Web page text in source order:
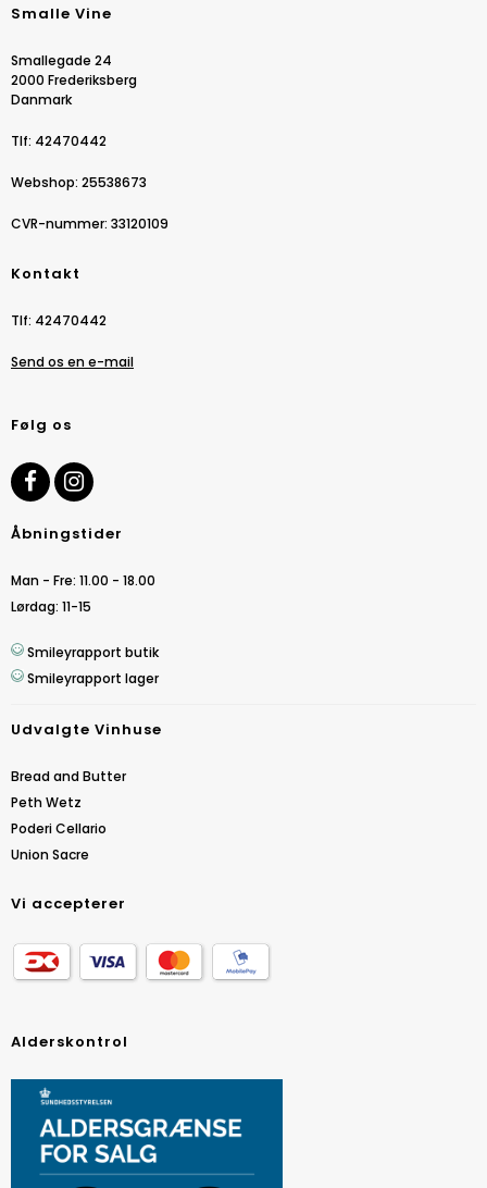
Smalle Vine
Smallegade 24
2000 Frederiksberg
Danmark
Tlf: 42470442
Webshop: 25538673
CVR-nummer: 33120109
Kontakt
Tlf: 42470442
Send os en e-mail
Følg os
Åbningstider
Man - Fre: 11.00 - 18.00
Lørdag: 11-15
Smileyrapport butik
Smileyrapport lager
Udvalgte Vinhuse
Bread and Butter
Peth Wetz
Poderi Cellario
Union Sacre
Vi accepterer
Alderskontrol